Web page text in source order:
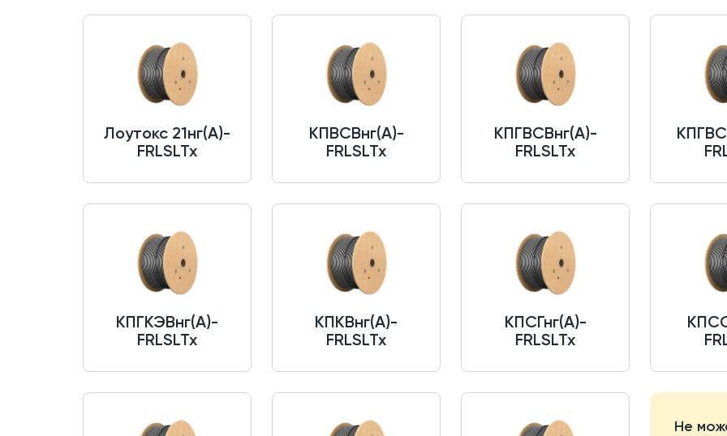
Лоутокс 21нг(A)-
FRLSLTx
КПВСВнг(A)-
FRLSLTx
КПГВСВнг(A)-
FRLSLTx
КПГКЭВнг(A)-
FRLSLTx
КПКВнг(A)-
FRLSLTx
КПСГнг(A)-
FRLSLTx
Не